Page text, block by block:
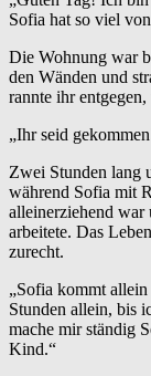
Sofia hat so viel
Die Wohnung war
den Wänden und
rannte ihr
„Ihr seid
Zwei Stunden lang
während Sofia mit
alleinerziehend war
arbeitete. Das
zurecht.
„Sofia kommt
Stunden allein, bis
mache mir ständig
Kind.“